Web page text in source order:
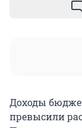
Доходы
превысили